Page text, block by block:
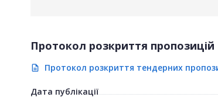
Протокол розкриття пропозицій
description Протокол розкриття тендерних
Дата публікації